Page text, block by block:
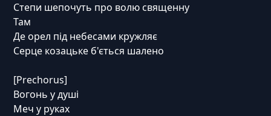
Степи шепочуть про волю священну
Там
Де орел під небесами кружляє
Серце козацьке б'ється шалено
[Prechorus]
Вогонь у душі
Меч у руках